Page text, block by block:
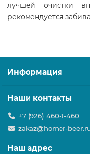
лучшей очистки
рекомендуется
Информация
Наши контакты
+7 (926) 460-1-460
zakaz@homer-beer.ru
Наш адрес